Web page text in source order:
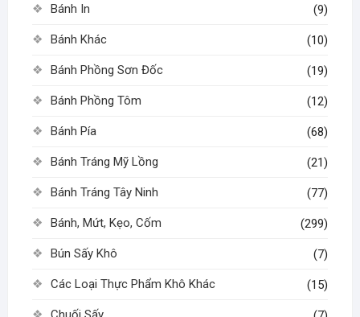
Bánh In (9)
Bánh Khác (10)
Bánh Phồng Sơn Đốc (19)
Bánh Phồng Tôm (12)
Bánh Pía (68)
Bánh Tráng Mỹ Lồng (21)
Bánh Tráng Tây Ninh (77)
Bánh, Mứt, Kẹo, Cốm (299)
Bún Sấy Khô (7)
Các Loại Thực Phẩm Khô Khác (15)